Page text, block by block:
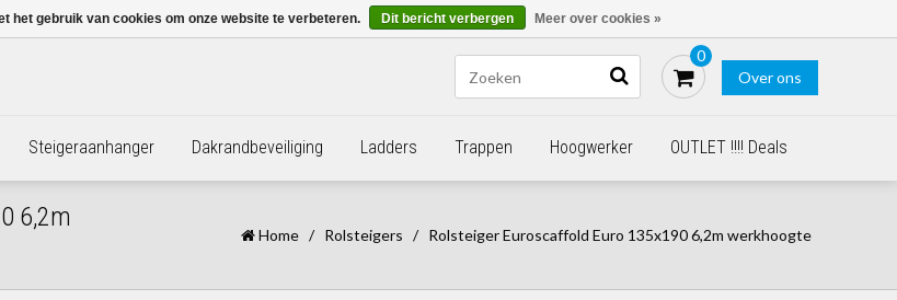
Blogs Bestellen - €0,00
Over ons
0
Steigeraanhanger Dakrandbeveiliging Ladders Trappen Hoogwerker OUTLET !!!! Deals
6,2m
Home / Rolsteigers / Rolsteiger Euroscaffold Euro 135x190 6,2m werkhoogte
het gebruik van cookies om onze website te verbeteren. Dit bericht verbergen Meer over cookies »